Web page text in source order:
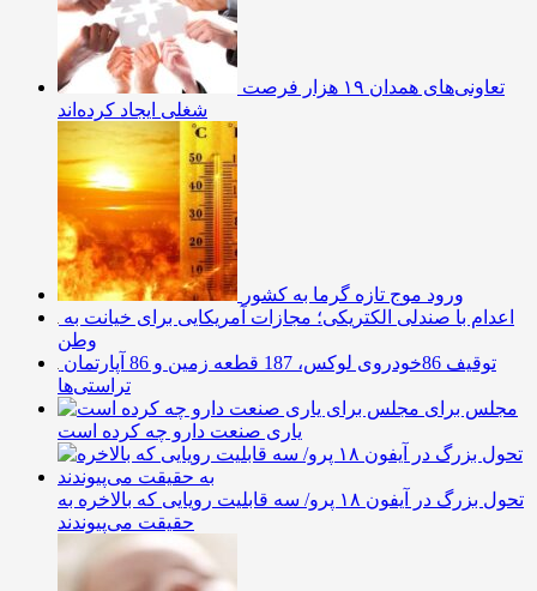
تعاونی‌های همدان ۱۹ هزار فرصت
شغلی ایجاد کرده‌اند
ورود موج تازه گرما به کشور
اعدام با صندلی الکتریکی؛ مجازات آمریکایی برای خیانت به
وطن
توقیف 86خودروی لوکس، 187 قطعه زمین و 86 آپارتمان
تراستی‌ها
مجلس برای
یاری صنعت دارو چه کرده است
تحول بزرگ در آیفون ۱۸ پرو/ سه قابلیت رویایی که بالاخره به
حقیقت می‌پیوندند